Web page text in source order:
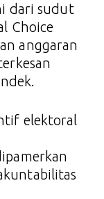
dari sudut
Choice
anggaran
elektoral